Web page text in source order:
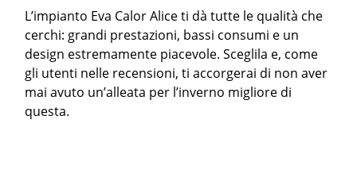
L’impianto Eva Calor Alice ti dà tutte le qualità che
cerchi: grandi prestazioni, bassi consumi e un
design estremamente piacevole. Sceglila e, come
gli utenti nelle recensioni, ti accorgerai di non aver
mai avuto un’alleata per l’inverno migliore di
questa.